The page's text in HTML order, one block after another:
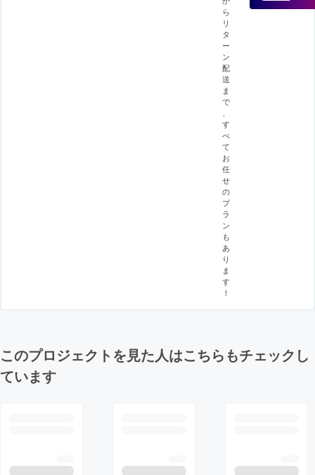
ら
リ
タ
ー
ン
配
送
ま
で
す
べ
て
お
任
せ
の
プ
ラ
ン
も
あ
り
ま
す
！
このプロジェクトを見た人はこちらもチェックし
ています